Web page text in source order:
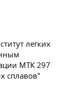
легких
МТК 297
сплавов"